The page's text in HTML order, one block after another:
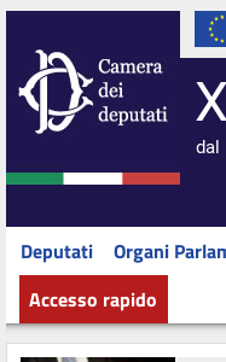
dal
Deputati Organi
Accesso rapido